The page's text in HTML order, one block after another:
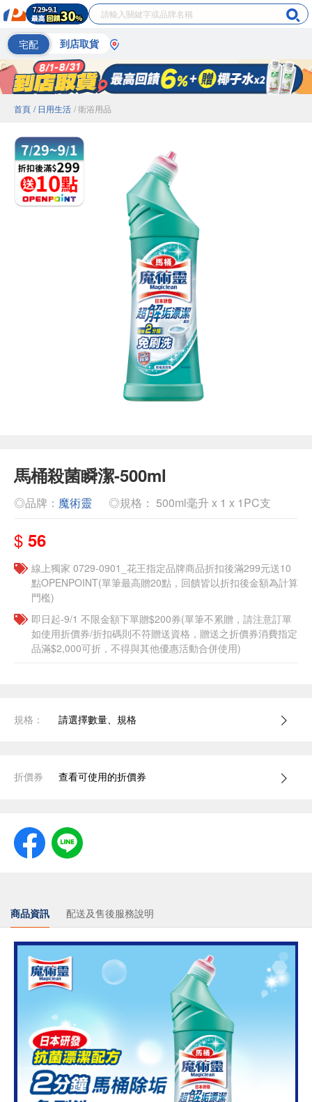
宅配 到店取貨
首頁 / 日用生活 / 衛浴用品
馬桶殺菌瞬潔-500ml
◎品牌： 魔術靈 ◎規格： 500ml毫升 x 1 x 1PC支
$ 56
線上獨家 0729-0901_花王指定品牌商品折扣後滿299元送10
點OPENPOINT(單筆最高贈20點，回饋皆以折扣後金額為計算
門檻)
即日起-9/1 不限金額下單贈$200券(單筆不累贈，請注意訂單
如使用折價券/折扣碼則不符贈送資格，贈送之折價券消費指定
品滿$2,000可折，不得與其他優惠活動合併使用)
規格： 請選擇數量、規格
折價券 查看可使用的折價券
商品資訊 配送及售後服務說明